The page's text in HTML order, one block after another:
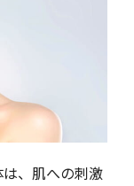
、肌への刺激